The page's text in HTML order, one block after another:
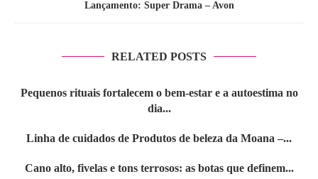
Lançamento: Super Drama – Avon
RELATED POSTS
Pequenos rituais fortalecem o bem-estar e a autoestima no
dia...
Linha de cuidados de Produtos de beleza da Moana –...
Cano alto, fivelas e tons terrosos: as botas que definem...